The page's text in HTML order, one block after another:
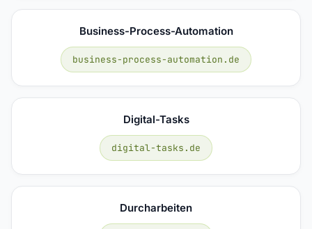
Business-Process-Automation
business-process-automation.de
Digital-Tasks
digital-tasks.de
Durcharbeiten